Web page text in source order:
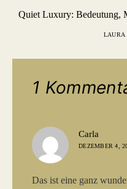
Quiet Luxury: Bedeutung,
LAURA
1
Carla
DEZEMBER 4,
Das ist eine ganz